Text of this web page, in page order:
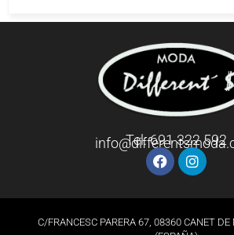
Tel: 691 322 592
C/FRANCESC PARERA 67, 08360 CANET DE